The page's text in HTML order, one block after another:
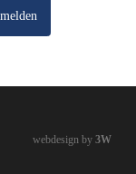
webdesign by3W